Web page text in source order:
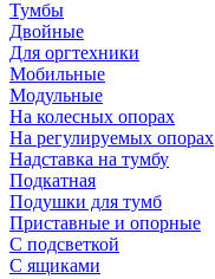
Тумбы
Двойные
Для оргтехники
Мобильные
Модульные
На колесных опорах
На регулируемых опорах
Надставка на тумбу
Подкатная
Подушки для тумб
Приставные и опорные
С подсветкой
С ящиками